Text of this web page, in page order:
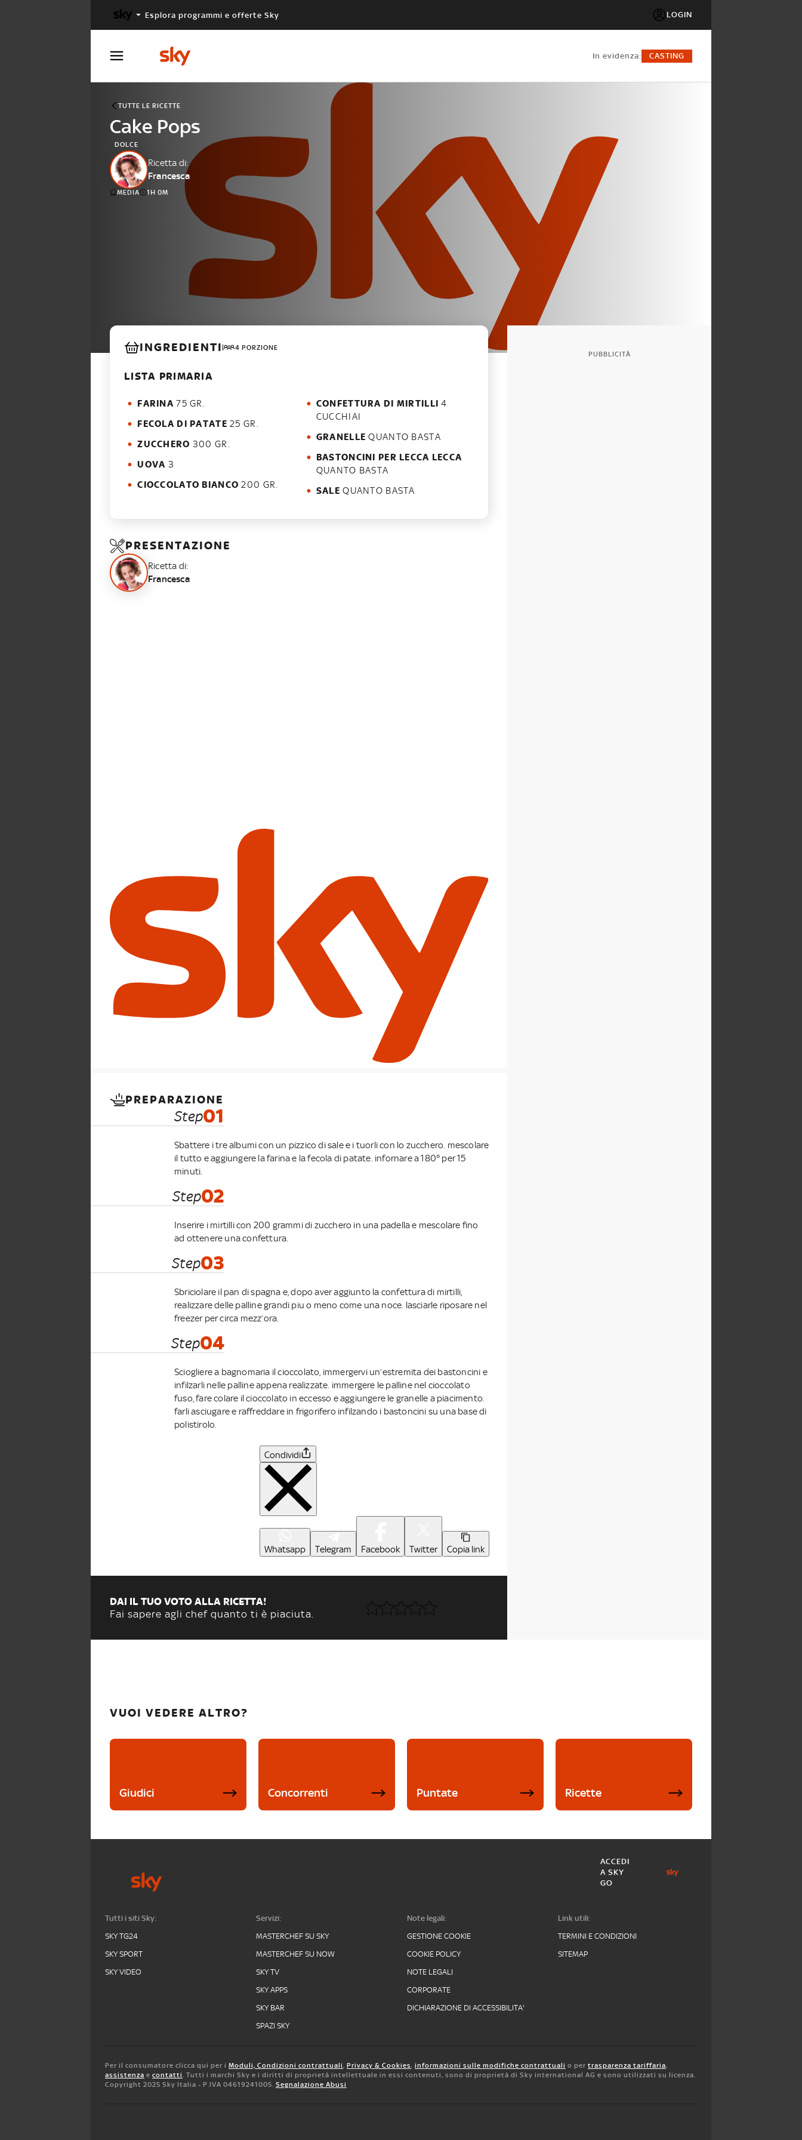
Esplora programmi e offerte Sky LOGIN
in evidenza: CASTING
TUTTE LE RICETTE
Cake Pops
DOLCE
Ricetta di:
Francesca
MEDIA 1H 0M
INGREDIENTI 4 PORZIONE
LISTA PRIMARIA
FARINA 75 GR.
FECOLA DI PATATE 25 GR.
ZUCCHERO 300 GR.
UOVA 3
CIOCCOLATO BIANCO 200 GR.
CONFETTURA DI MIRTILLI 4
CUCCHIAI
GRANELLE QUANTO BASTA
BASTONCINI PER LECCA LECCA
QUANTO BASTA
SALE QUANTO BASTA
PRESENTAZIONE
Ricetta di:
Francesca
PREPARAZIONE
Step01
Sbattere i tre albumi con un pizzico di sale e i tuorli con lo zucchero. mescolare
il tutto e aggiungere la farina e la fecola di patate. infornare a 180° per 15
minuti.
Step02
Inserire i mirtilli con 200 grammi di zucchero in una padella e mescolare fino
ad ottenere una confettura.
Step03
Sbriciolare il pan di spagna e, dopo aver aggiunto la confettura di mirtilli,
realizzare delle palline grandi piu o meno come una noce. lasciarle riposare nel
freezer per circa mezz’ora.
Step04
Sciogliere a bagnomaria il cioccolato, immergervi un’estremita dei bastoncini e
infilzarli nelle palline appena realizzate. immergere le palline nel cioccolato
fuso, fare colare il cioccolato in eccesso e aggiungere le granelle a piacimento.
farli asciugare e raffreddare in frigorifero infilzando i bastoncini su una base di
polistirolo.
Condividi
Whatsapp Telegram Facebook Twitter Copia link
DAI IL TUO VOTO ALLA RICETTA!
Fai sapere agli chef quanto ti è piaciuta.
PUBBLICITÀ
VUOI VEDERE ALTRO?
Giudici Concorrenti Puntate Ricette
ACCEDI
A SKY
GO
Tutti i siti Sky:
SKY TG24
SKY SPORT
SKY VIDEO
Servizi:
MASTERCHEF SU SKY
MASTERCHEF SU NOW
SKY TV
SKY APPS
SKY BAR
SPAZI SKY
Note legali:
GESTIONE COOKIE
COOKIE POLICY
NOTE LEGALI
CORPORATE
DICHIARAZIONE DI ACCESSIBILITA'
Link utili:
TERMINI E CONDIZIONI
SITEMAP
Per il consumatore clicca qui per i Moduli, Condizioni contrattuali, Privacy & Cookies, informazioni sulle modifiche contrattuali o per trasparenza tariffaria,
assistenza e contatti. Tutti i marchi Sky e i diritti di proprietà intellettuale in essi contenuti, sono di proprietà di Sky international AG e sono utilizzati su licenza.
Copyright 2025 Sky Italia - P.IVA 04619241005. Segnalazione Abusi